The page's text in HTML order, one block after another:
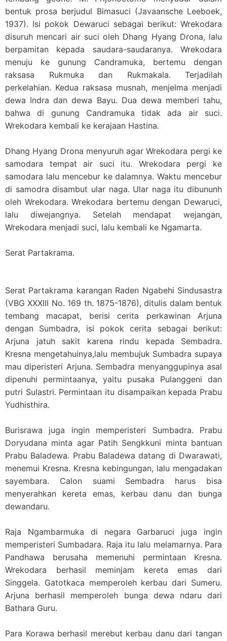
bentuk prosa berjudul Bimasuci (Javaansche Leeboek,
1937). Isi pokok Dewaruci sebagai berikut: Wrekodara
disuruh mencari air suci oleh Dhang Hyang Drona, lalu
berpamitan kepada saudara-saudaranya. Wrekodara
menuju ke gunung Candramuka, bertemu dengan
raksasa Rukmuka dan Rukmakala. Terjadilah
perkelahian. Kedua raksasa musnah, menjelma menjadi
dewa Indra dan dewa Bayu. Dua dewa memberi tahu,
bahwa di gunung Candramuka tidak ada air suci.
Wrekodara kembali ke kerajaan Hastina.
Dhang Hyang Drona menyuruh agar Wrekodara pergi ke
samodara tempat air suci itu. Wrekodara pergi ke
samodara lalu mencebur ke dalamnya. Waktu mencebur
di samodra disambut ular naga. Ular naga itu dibununh
oleh Wrekodara. Wrekodara bertemu dengan Dewaruci,
lalu diwejangnya. Setelah mendapat wejangan,
Wrekodara menjadi suci, lalu kembali ke Ngamarta.
Serat Partakrama.
Serat Partakrama karangan Raden Ngabehi Sindusastra
(VBG XXXIII No. 169 th. 1875-1876), ditulis dalam bentuk
tembang macapat, berisi cerita perkawinan Arjuna
dengan Sumbadra, isi pokok cerita sebagai berikut:
Arjuna jatuh sakit karena rindu kepada Sembadra.
Kresna mengetahuinya,lalu membujuk Sumbadra supaya
mau diperisteri Arjuna. Sembadra menyanggupinya asal
dipenuhi permintaanya, yaitu pusaka Pulanggeni dan
putri Sulastri. Permintaan itu disampaikan kepada Prabu
Yudhisthira.
Burisrawa juga ingin memperisteri Sumbadra. Prabu
Doryudana minta agar Patih Sengkkuni minta bantuan
Prabu Baladewa. Prabu Baladewa datang di Dwarawati,
menemui Kresna. Kresna kebingungan, lalu mengadakan
sayembara. Calon suami Sembadra harus bisa
menyerahkan kereta emas, kerbau danu dan bunga
dewandaru.
Raja Ngambarmuka di negara Garbaruci juga ingin
memperisteri Sumbadara. Raja itu lalu melamarnya. Para
Pandhawa berusaha memenuhi permintaan Kresna.
Wrekodara berhasil meminjam kereta emas dari
Singgela. Gatotkaca memperoleh kerbau dari Sumeru.
Arjuna berhasil memperoleh bunga dewa ndaru dari
Bathara Guru.
Para Korawa berhasil merebut kerbau danu dari tangan